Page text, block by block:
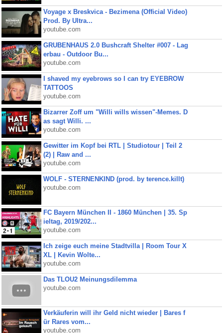
Voyage x Breskvica - Bezimena (Official Video)
Prod. By Ultra...
youtube.com
GRUBENHAUS 2.0 Bushcraft Shelter #007 - Lag
erbau - Outdoor Bu...
youtube.com
I shaved my eyebrows so I can try EYEBROW
TATTOOS
youtube.com
Bizarrer Zoff um "Willi wills wissen"-Memes. D
as sagt Willi. ...
youtube.com
Gewitter im Kopf bei RTL | Studiotour | Teil 2
(2) | Raw and ...
youtube.com
WOLF - STERNENKIND (prod. by terence.killt)
youtube.com
FC Bayern München II - 1860 München | 35. Sp
ieltag, 2019/202...
youtube.com
Ich zeige euch meine Stadtvilla | Room Tour X
XL | Kevin Wolte...
youtube.com
Das TLOU2 Meinungsdilemma
youtube.com
Verkäuferin will ihr Geld nicht wieder | Bares f
ür Rares vom...
youtube.com